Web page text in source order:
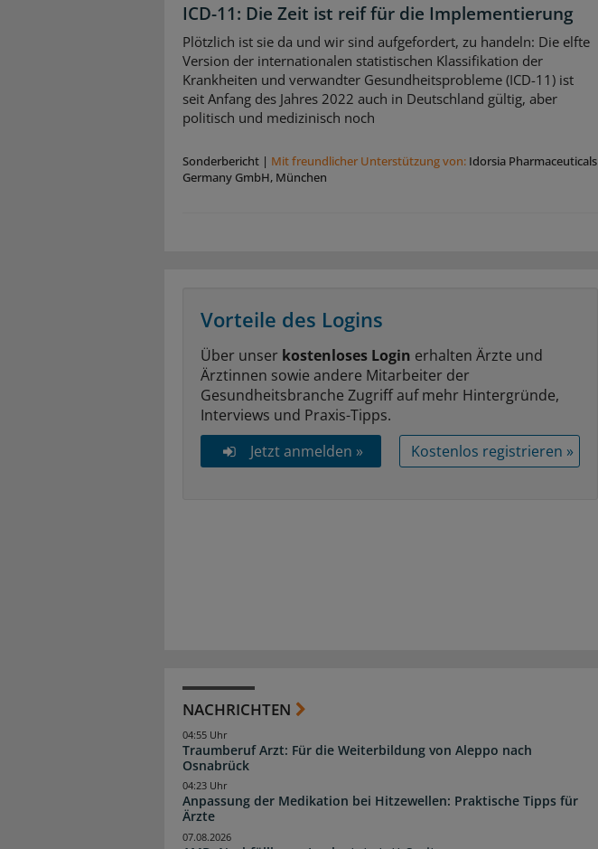
ICD-11: Die Zeit ist reif für die Implementierung
Plötzlich ist sie da und wir sind aufgefordert, zu handeln: Die elfte
Version der internationalen statistischen Klassifikation der
Krankheiten und verwandter Gesundheitsprobleme (ICD-11) ist
seit Anfang des Jahres 2022 auch in Deutschland gültig, aber
politisch und medizinisch noch
Sonderbericht | Mit freundlicher Unterstützung von: Idorsia Pharmaceuticals
Germany GmbH, München
Vorteile des Logins
Über unser kostenloses Login erhalten Ärzte und
Ärztinnen sowie andere Mitarbeiter der
Gesundheitsbranche Zugriff auf mehr Hintergründe,
Interviews und Praxis-Tipps.
Jetzt anmelden »
Kostenlos registrieren »
NACHRICHTEN
Traumberuf Arzt: Für die Weiterbildung von Aleppo nach
Osnabrück
04:55 Uhr
Anpassung der Medikation bei Hitzewellen: Praktische Tipps für
Ärzte
04:23 Uhr
07.08.2026